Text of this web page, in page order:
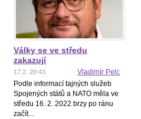
Války se ve středu
zakazují
17.2. 20:43
Vladimír Pelc
Podle informací tajných služeb
Spojených států a NATO měla ve
středu 16. 2. 2022 brzy po ránu
začít...